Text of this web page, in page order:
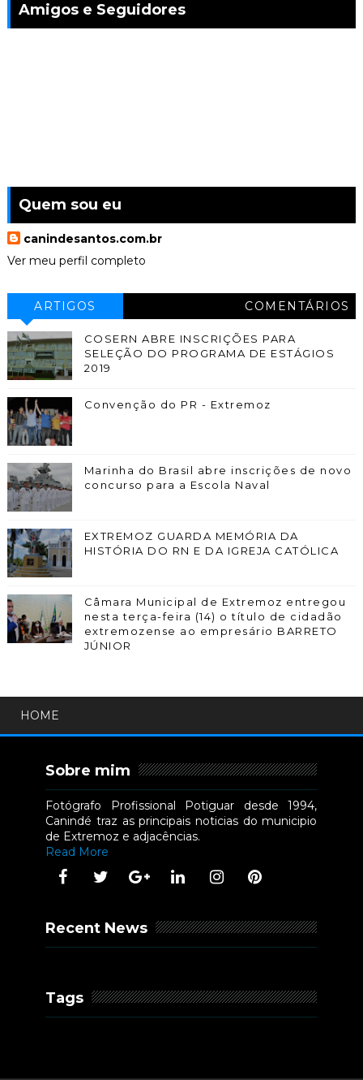
Amigos e Seguidores
Quem sou eu
canindesantos.com.br
Ver meu perfil completo
ARTIGOS COMENTÁRIOS
COSERN ABRE INSCRIÇÕES PARA
SELEÇÃO DO PROGRAMA DE ESTÁGIOS
2019
Convenção do PR - Extremoz
Marinha do Brasil abre inscrições de novo
concurso para a Escola Naval
EXTREMOZ GUARDA MEMÓRIA DA
HISTÓRIA DO RN E DA IGREJA CATÓLICA
Câmara Municipal de Extremoz entregou
nesta terça-feira (14) o título de cidadão
extremozense ao empresário BARRETO
JÚNIOR
HOME
Sobre mim
Fotógrafo Profissional Potiguar desde 1994,
Canindé traz as principais noticias do municipio
de Extremoz e adjacências.
Read More
Recent News
Tags